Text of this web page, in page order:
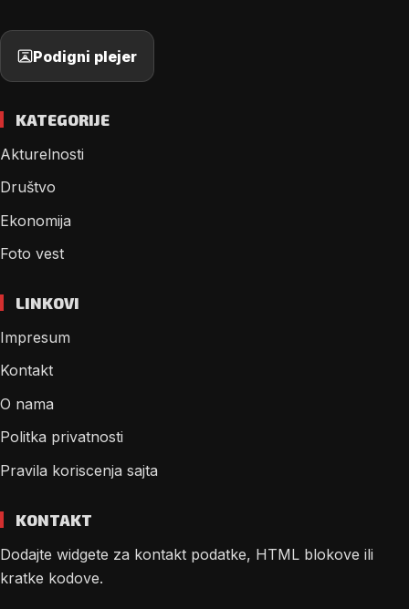
Podigni plejer
KATEGORIJE
Akturelnosti
Društvo
Ekonomija
Foto vest
LINKOVI
Impresum
Kontakt
O nama
Politka privatnosti
Pravila koriscenja sajta
KONTAKT
Dodajte widgete za kontakt podatke, HTML blokove ili
kratke kodove.